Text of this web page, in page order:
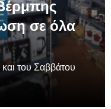
σε όλα
του Σαββάτου